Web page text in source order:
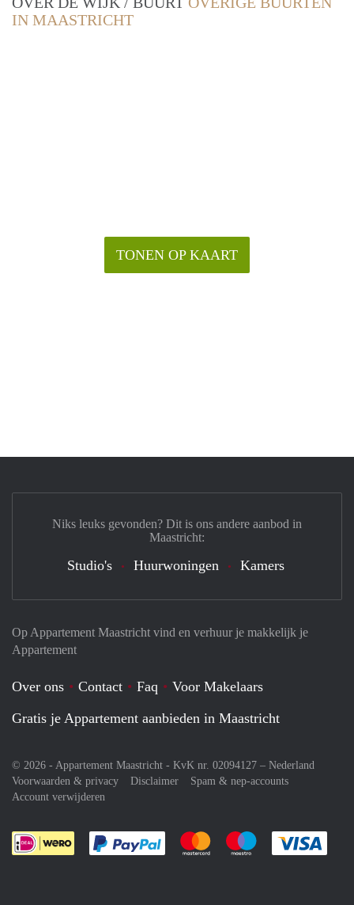
IN MAASTRICHT
TONEN OP KAART
Op Appartement Maastricht vind en verhuur je makkelijk je
Appartement
Over ons Contact Faq
Voor Makelaars
Gratis je Appartement aanbieden in Maastricht
© 2026 - Appartement Maastricht - KvK nr. 02094127 – Nederland
Voorwaarden & privacy
Disclaimer
Spam & nep-accounts
Account verwijderen
Je rekent gemakkelijk af met Paypal
Je rekent gemakkelijk af met
Je rekent
Niks leuks gevonden? Dit is ons andere aanbod in
Maastricht:
Studio's Huurwoningen Kamers